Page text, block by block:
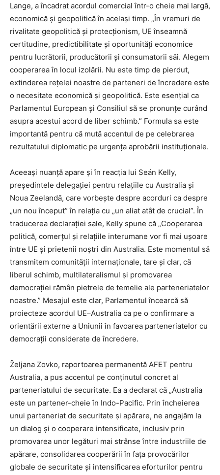
Lange, a încadrat acordul comercial într-o cheie mai largă,
economică și geopolitică în același timp. „În vremuri de
rivalitate geopolitică și protecționism, UE înseamnă
certitudine, predictibilitate și oportunități economice
pentru lucrătorii, producătorii și consumatorii săi. Alegem
cooperarea în locul izolării. Nu este timp de pierdut,
extinderea rețelei noastre de parteneri de încredere este
o necesitate economică și geopolitică. Este esențial ca
Parlamentul European și Consiliul să se pronunțe curând
asupra acestui acord de liber schimb.” Formula sa este
importantă pentru că mută accentul de pe celebrarea
rezultatului diplomatic pe urgența aprobării instituționale.
Aceeași nuanță apare și în reacția lui Seán Kelly,
președintele delegației pentru relațiile cu Australia și
Noua Zeelandă, care vorbește despre acorduri ca despre
„un nou început” în relația cu „un aliat atât de crucial”. În
traducerea declarației sale, Kelly spune că „Cooperarea
politică, comerțul și relațiile interumane vor fi mai ușoare
între UE și prietenii noștri din Australia. Este momentul să
transmitem comunității internaționale, tare și clar, că
liberul schimb, multilateralismul și promovarea
democrației rămân pietrele de temelie ale parteneriatelor
noastre.” Mesajul este clar, Parlamentul încearcă să
proiecteze acordul UE–Australia ca pe o confirmare a
orientării externe a Uniunii în favoarea parteneriatelor cu
democrații considerate de încredere.
Željana Zovko, raportoarea permanentă AFET pentru
Australia, a pus accentul pe conținutul concret al
parteneriatului de securitate. Ea a declarat că „Australia
este un partener-cheie în Indo-Pacific. Prin încheierea
unui parteneriat de securitate și apărare, ne angajăm la
un dialog și o cooperare intensificate, inclusiv prin
promovarea unor legături mai strânse între industriile de
apărare, consolidarea cooperării în fața provocărilor
globale de securitate și intensificarea eforturilor pentru